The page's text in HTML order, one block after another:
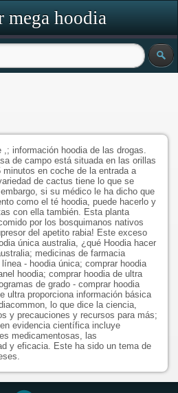
mega hoodia
información hoodia de las drogas.
de campo está situada en las orillas
en coche de la entrada a
de cactus tiene lo que se
si su médico le ha dicho que
como el té hoodia, puede hacerlo y
con ella también. Esta planta
por los bosquimanos nativos
del apetito rabia! Este exceso
única australia, ¿qué Hoodia hacer
medicinas de farmacia
- hoodia única; comprar hoodia
hoodia; comprar hoodia de ultra
de grado - comprar hoodia
ultra proporciona información básica
lo que dice la ciencia,
y precauciones y recursos para más;
evidencia científica incluye
medicamentosas, las
y eficacia. Este ha sido un tema de